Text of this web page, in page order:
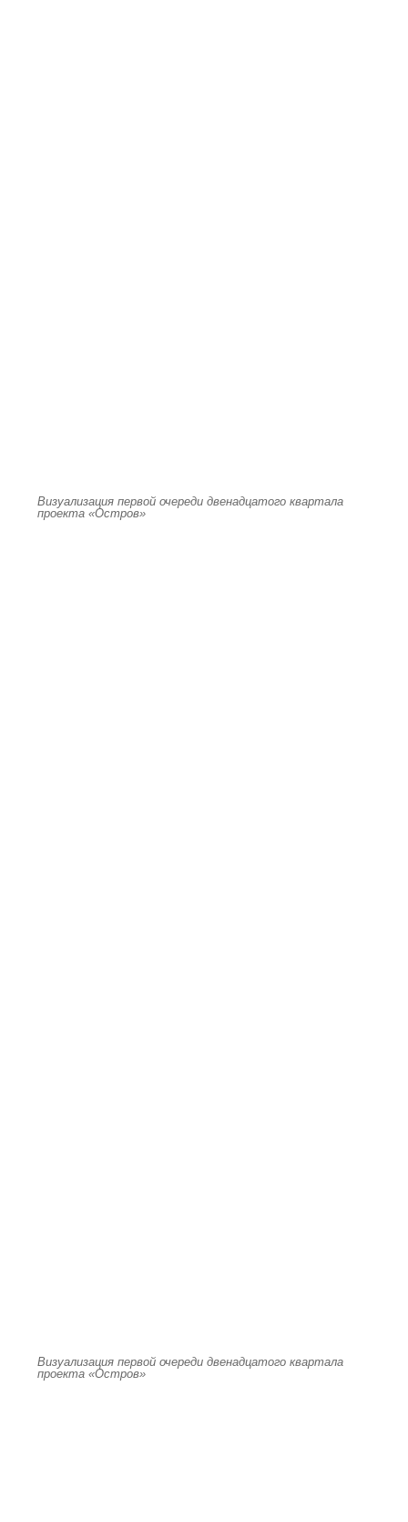
Визуализация первой очереди двенадцатого квартала
проекта «Остров»
Визуализация первой очереди двенадцатого квартала
проекта «Остров»